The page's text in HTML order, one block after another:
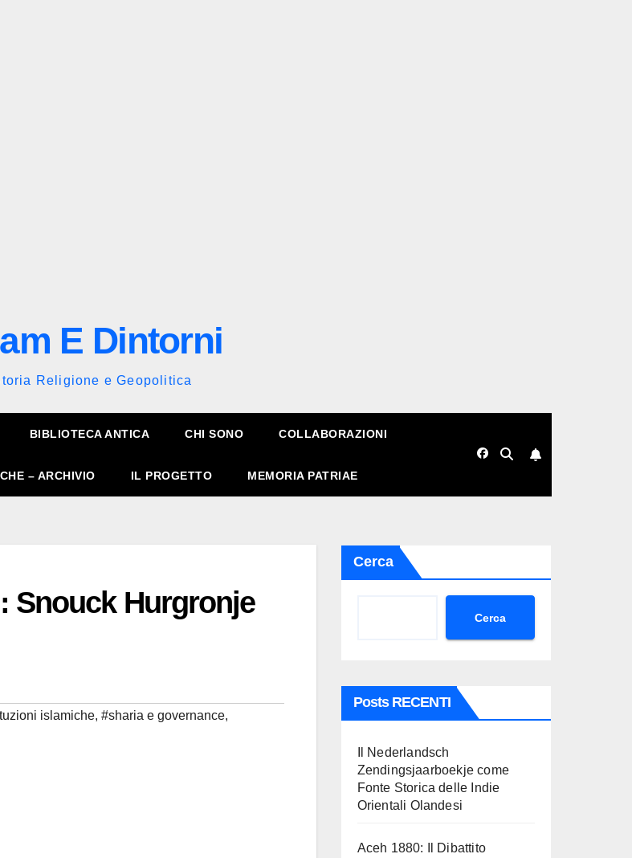
E Dintorni
Religione e Geopolitica
BIBLIOTECA ANTICA CHI SONO COLLABORAZIONI
– ARCHIVIO IL PROGETTO MEMORIA PATRIAE
Snouck Hurgronje
islamiche, #sharia e governance,
Cerca
Cerca
Posts RECENTI
Il Nederlandsch
Zendingsjaarboekje come
Fonte Storica delle Indie
Orientali Olandesi
Aceh 1880: Il Dibattito